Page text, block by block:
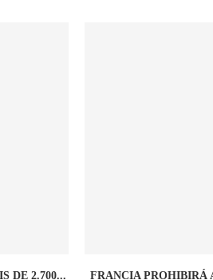
DE 2.700... FRANCIA PROHIBIRÁ